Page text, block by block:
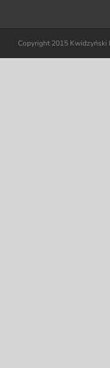
Copyright 2015 Kwidzyński